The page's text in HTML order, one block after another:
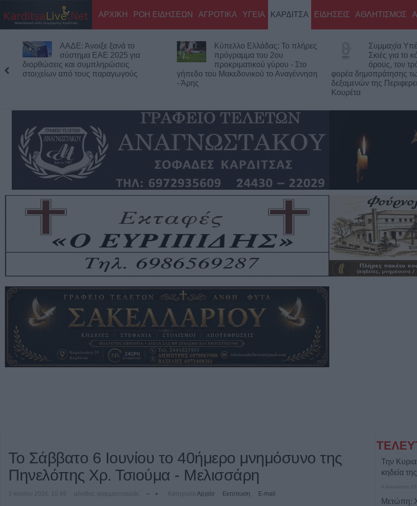
ΑΡΧΙΚΗ ΡΟΗ ΕΙΔΗΣΕΩΝ ΑΓΡΟΤΙΚΑ ΥΓΕΙΑ ΚΑΡΔΙΤΣΑ ΕΙΔΗΣΕΙΣ ΑΘΛΗΤΙΣΜΟΣ
ΑΑΔΕ: Άνοιξε ξανά το
σύστημα ΕΑΕ 2025 για
διορθώσεις και συμπληρώσεις
στοιχείων από τους παραγωγούς
Κύπελλο Ελλάδας: Το πλήρες
πρόγραμμα του 2ου
προκριματικού γύρου - Στο
γήπεδο του Μακεδονικού το Αναγέννηση
- Άρης
Συμμαχία
Σκιές για το
όρους, τον
φορέα δημοπράτησης
δεξαμενών της
Κουρέτα
Το Σάββατο 6 Ιουνίου το 40ήμερο μνημόσυνο της
Πηνελόπης Χρ. Τσιούμα - Μελισσάρη
3 Ιουνίου 2026, 10:49 μέγεθος γραμματοσειράς Κατηγορία Αρχείο Εκτύπωση E-mail
Την
κηδεία
8 Αυγούστου
Μετώπη: